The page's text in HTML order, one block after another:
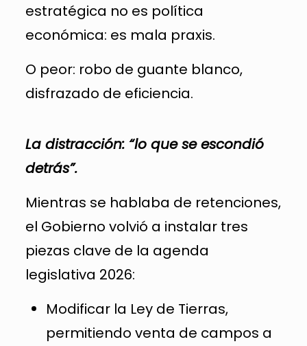
estratégica no es política
económica: es mala praxis.
O peor: robo de guante blanco,
disfrazado de eficiencia.
La distracción: “lo que se escondió
detrás”.
Mientras se hablaba de retenciones,
el Gobierno volvió a instalar tres
piezas clave de la agenda
legislativa 2026:
Modificar la Ley de Tierras,
permitiendo venta de campos a